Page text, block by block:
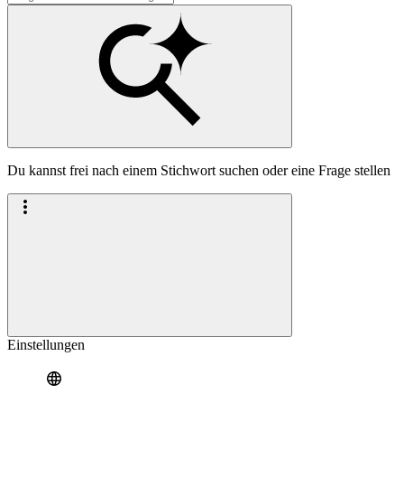
Du kannst frei nach einem Stichwort suchen oder eine Frage stellen
Einstellungen